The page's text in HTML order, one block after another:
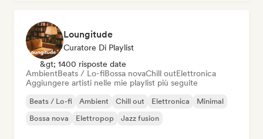
Loungitude
Curatore Di Playlist
&gt; 1400 risposte date
AmbientBeats / Lo-fiBossa novaChill outElettronica
Aggiungere artisti nelle mie playlist più seguite
Beats / Lo-fi Ambient Chill out Elettronica
Minimal
Bossa nova
Elettropop Jazz fusion